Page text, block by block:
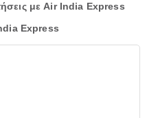
με Air India Express
Express